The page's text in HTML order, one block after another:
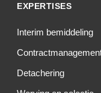
EXPERTISES
Interim bemiddeling
Detachering